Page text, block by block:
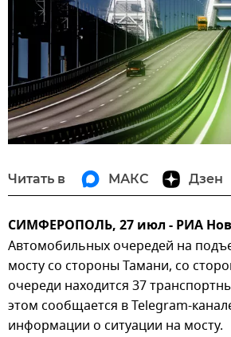
Читать в МАКС Дзен
СИМФЕРОПОЛЬ, 27 июл - РИА
Автомобильных очередей на
мосту со стороны Тамани, со
очереди находится 37
этом сообщается в Telegram-
информации о ситуации на мосту.